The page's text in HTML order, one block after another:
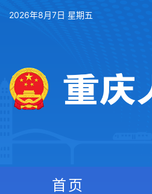
2026年8月7日 星期五
首页